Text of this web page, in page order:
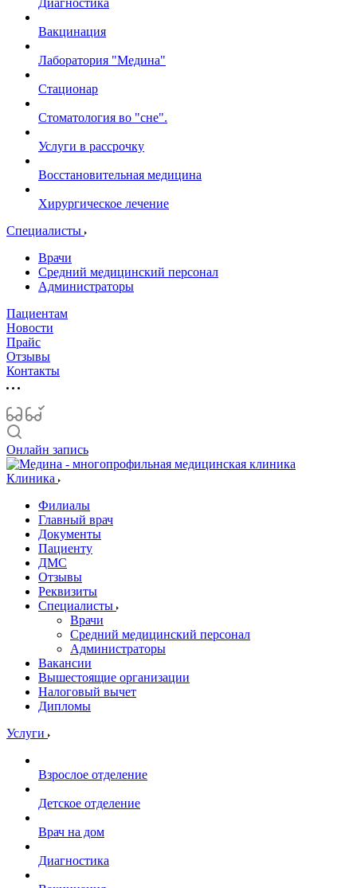
Диагностика
Вакцинация
Лаборатория "Медина"
Стационар
Стоматология во "сне".
Услуги в рассрочку
Восстановительная медицина
Хирургическое лечение
Специалисты
Врачи
Средний медицинский персонал
Администраторы
Пациентам
Новости
Прайс
Отзывы
Контакты
Онлайн запись
Клиника
Филиалы
Главный врач
Документы
Пациенту
ДМС
Отзывы
Реквизиты
Специалисты
Врачи
Средний медицинский персонал
Администраторы
Вакансии
Вышестоящие организации
Налоговый вычет
Дипломы
Услуги
Взрослое отделение
Детское отделение
Врач на дом
Диагностика